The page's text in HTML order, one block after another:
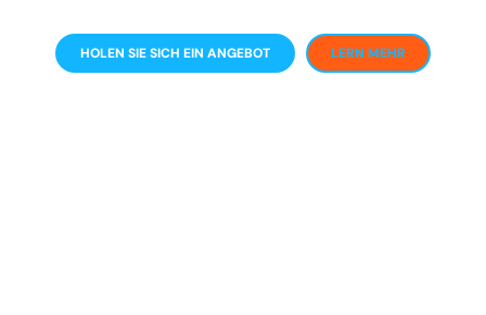
HOLEN SIE SICH EIN ANGEBOT LERN MEHR